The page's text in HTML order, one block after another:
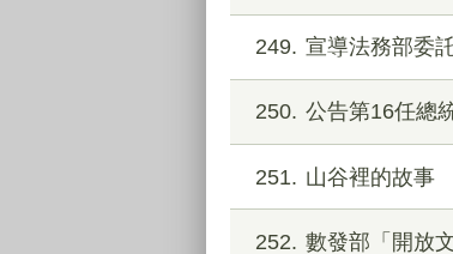
249 宣導法務部委
250 公告第16任總
251 山谷裡的故事
252 數發部「開放